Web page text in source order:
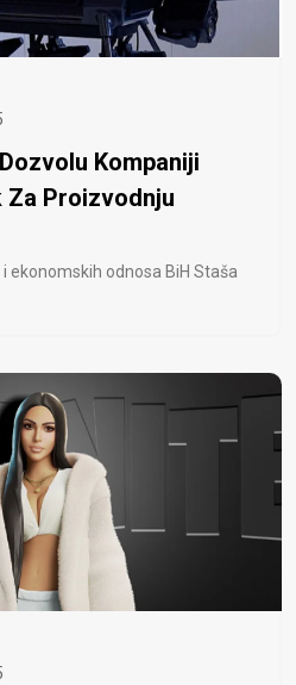
Kompaniji
Za Proizvodnju
ekonomskih odnosa BiH Staša